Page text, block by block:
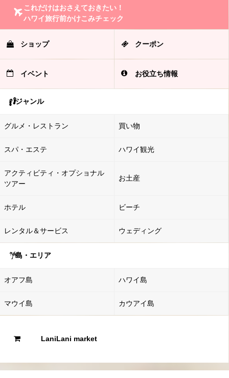
これだけはおさえておきたい！
ハワイ旅行前かけこみチェック
ショップ クーポン
イベント お役立ち情報
ジャンル
グルメ・レストラン 買い物
スパ・エステ ハワイ観光
アクティビティ・オプショナル
ツアー
お土産
ホテル ビーチ
レンタル＆サービス ウェディング
島・エリア
オアフ島 ハワイ島
マウイ島 カウアイ島
LaniLani market